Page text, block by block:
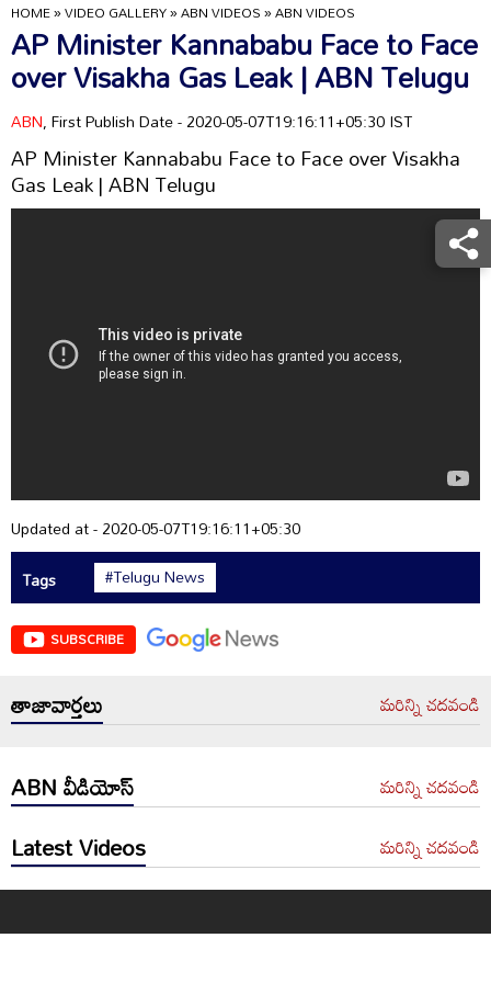
HOME»VIDEO GALLERY»ABN VIDEOS»ABN VIDEOS
AP Minister Kannababu Face to Face
over Visakha Gas Leak | ABN Telugu
ABN, First Publish Date - 2020-05-07T19:16:11+05:30 IST
AP Minister Kannababu Face to Face over Visakha
Gas Leak | ABN Telugu
Updated at - 2020-05-07T19:16:11+05:30
Tags
#Telugu News
SUBSCRIBE
తాజావార్తలు మరిన్ని చదవండి
ABN వీడియోస్ మరిన్ని చదవండి
Latest Videos మరిన్ని చదవండి